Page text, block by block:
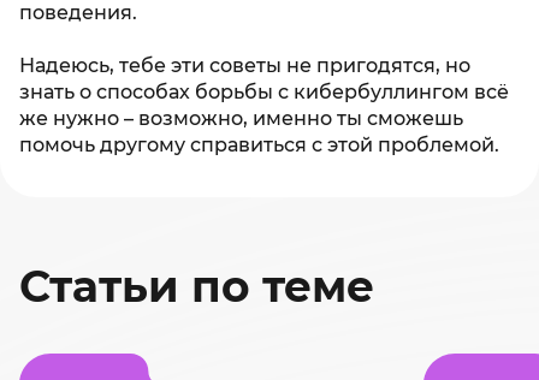
поведения.
Надеюсь, тебе эти советы не пригодятся, но
знать о способах борьбы с кибербуллингом всё
же нужно – возможно, именно ты сможешь
помочь другому справиться с этой проблемой.
Статьи по теме